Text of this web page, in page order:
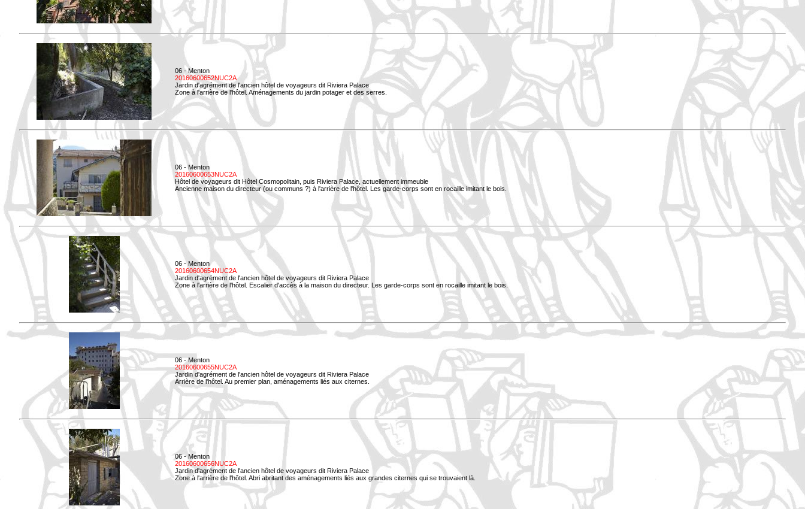
06 - Menton
20160600652NUC2A
Jardin d'agrément de l'ancien hôtel de voyageurs dit Riviera Palace
Zone à l'arrière de l'hôtel. Aménagements du jardin potager et des serres.
06 - Menton
20160600653NUC2A
Hôtel de voyageurs dit Hôtel Cosmopolitain, puis Riviera Palace, actuellement immeuble
Ancienne maison du directeur (ou communs ?) à l'arrière de l'hôtel. Les garde-corps sont en rocaille imitant le bois.
06 - Menton
20160600654NUC2A
Jardin d'agrément de l'ancien hôtel de voyageurs dit Riviera Palace
Zone à l'arrière de l'hôtel. Escalier d'accès à la maison du directeur. Les garde-corps sont en rocaille imitant le bois.
06 - Menton
20160600655NUC2A
Jardin d'agrément de l'ancien hôtel de voyageurs dit Riviera Palace
Arrière de l'hôtel. Au premier plan, aménagements liés aux citernes.
06 - Menton
20160600656NUC2A
Jardin d'agrément de l'ancien hôtel de voyageurs dit Riviera Palace
Zone à l'arrière de l'hôtel. Abri abritant des aménagements liés aux grandes citernes qui se trouvaient là.